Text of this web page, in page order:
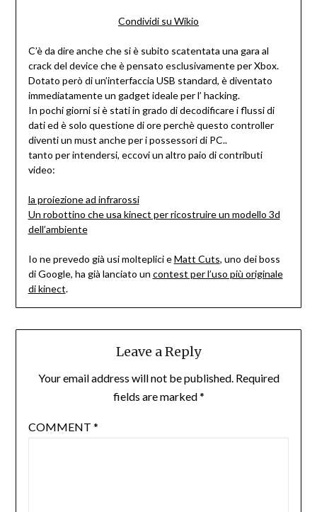
Condividi su Wikio
C’è da dire anche che si è subito scatentata una gara al
crack del device che è pensato esclusivamente per Xbox.
Dotato però di un’interfaccia USB standard, è diventato
immediatamente un gadget ideale per l’ hacking.
In pochi giorni si è stati in grado di decodificare i flussi di
dati ed è solo questione di ore perchè questo controller
diventi un must anche per i possessori di PC..
tanto per intendersi, eccovi un altro paio di contributi
video:
la proiezione ad infrarossi
Un robottino che usa kinect per ricostruire un modello 3d
dell’ambiente
Io ne prevedo già usi molteplici eMatt Cuts, uno dei boss
di Google, ha già lanciato un contest per l’uso più originale
di kinect.
Leave a Reply
Your email address will not be published. Required
fields are marked*
COMMENT *